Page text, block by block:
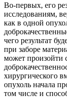
Во-первых, его
исследованиям,
как в одной
чего результат
при заборе
может произойти
хирургического
опухоль начала
том числе и